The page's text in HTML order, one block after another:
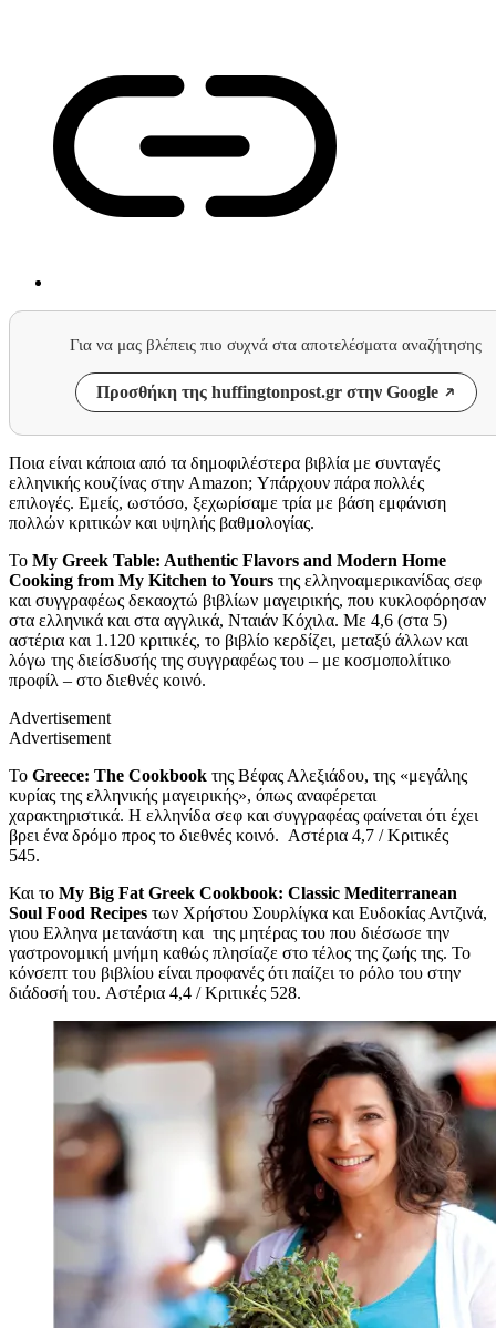
Για να μας βλέπεις πιο συχνά στα αποτελέσματα αναζήτησης
Προσθήκη της huffingtonpost.gr στην Google
Ποια είναι κάποια από τα δημοφιλέστερα βιβλία με συνταγές
ελληνικής κουζίνας στην Amazon; Υπάρχουν πάρα πολλές
επιλογές. Εμείς, ωστόσο, ξεχωρίσαμε τρία με βάση εμφάνιση
πολλών κριτικών και υψηλής βαθμολογίας.
Το My Greek Table: Authentic Flavors and Modern Home
Cooking from My Kitchen to Yours της ελληνοαμερικανίδας σεφ
και συγγραφέως δεκαοχτώ βιβλίων μαγειρικής, που κυκλοφόρησαν
στα ελληνικά και στα αγγλικά, Νταιάν Κόχιλα. Με 4,6 (στα 5)
αστέρια και 1.120 κριτικές, το βιβλίο κερδίζει, μεταξύ άλλων και
λόγω της διείσδυσής της συγγραφέως του – με κοσμοπολίτικο
προφίλ – στο διεθνές κοινό.
Advertisement
Advertisement
Το Greece: The Cookbook της Βέφας Αλεξιάδου, της «μεγάλης
κυρίας της ελληνικής μαγειρικής», όπως αναφέρεται
χαρακτηριστικά. Η ελληνίδα σεφ και συγγραφέας φαίνεται ότι έχει
βρει ένα δρόμο προς το διεθνές κοινό. Αστέρια 4,7 / Κριτικές
545.
Και το My Big Fat Greek Cookbook: Classic Mediterranean
Soul Food Recipes των Χρήστου Σουρλίγκα και Ευδοκίας Αντζινά,
γιου Ελληνα μετανάστη και της μητέρας του που διέσωσε την
γαστρονομική μνήμη καθώς πλησίαζε στο τέλος της ζωής της. Το
κόνσεπτ του βιβλίου είναι προφανές ότι παίζει το ρόλο του στην
διάδοσή του. Αστέρια 4,4 / Κριτικές 528.